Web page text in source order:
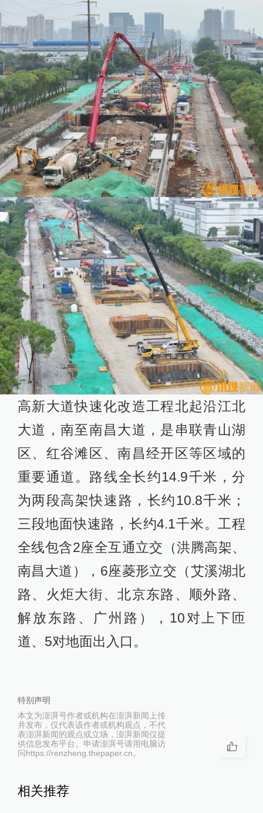
高新大道快速化改造工程北起沿江北
大道，南至南昌大道，是串联青山湖
区、红谷滩区、南昌经开区等区域的
重要通道。路线全长约14.9千米，分
为两段高架快速路，长约10.8千米；
三段地面快速路，长约4.1千米。工程
全线包含2座全互通立交（洪腾高架、
南昌大道），6座菱形立交（艾溪湖北
路、火炬大街、北京东路、顺外路、
解放东路、广州路），10对上下匝
道、5对地面出入口。
特别声明
本文为澎湃号作者或机构在澎湃新闻上传
并发布，仅代表该作者或机构观点，不代
表澎湃新闻的观点或立场，澎湃新闻仅提
供信息发布平台。申请澎湃号请用电脑访
问https://renzheng.thepaper.cn。
相关推荐